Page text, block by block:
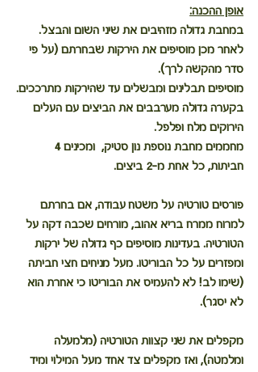
אופן ההכנה:
במחבת גדולה מזהיבים את שיני השום והבצל.
לאחר מכן מוסיפים את הירקות שבחרתם (על פי
סדר מהקשה לרך).
מוסיפים תבלינים ומבשלים עד שהירקות מתרככים.
בקערה גדולה מערבבים את הביצים עם העלים
הירוקים מלח ופלפל.
חביתות, כל אחת מ-2 ביצים.
פורסים טורטיה על משטח עבודה, אם בחרתם
למרוח ממרח בריא אהוב, מורחים שכבה דקה על
הטורטיה. בעדינות מוסיפים כף גדולה של ירקות
ומפזרים על כל הבוריטו. מעל מניחים חצי חביתה
(שימו לב! לא להעמיס את הבוריטו כי אחרת הוא
לא יסגר).
מקפלים את שני קצוות הטורטיה (מלמעלה
ומלמטה), ואז מקפלים צד אחד מעל המילוי ומיד